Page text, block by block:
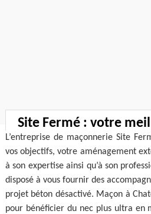
Site Fermé : votre
L’entreprise de maçonnerie Site
vos objectifs, votre aménagement
à son expertise ainsi qu’à son
disposé à vous fournir des
projet béton désactivé. Maçon à
pour bénéficier du nec plus ultra en